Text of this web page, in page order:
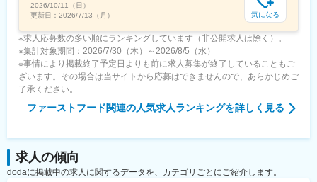
2026/10/11（日）
更新日： 2026/7/13（月） 気になる
※求人応募数の多い順にランキングしています（非公開求人は除く）。
※集計対象期間：2026/7/30（木）～2026/8/5（水）
※事情により掲載終了予定日よりも前に求人募集が終了していることもご
ざいます。その場合は当サイトから応募はできませんので、あらかじめご
了承ください。
ファーストフード関連の人気求人ランキングを詳しく見る
求人の傾向
dodaに掲載中の求人に関するデータを、カテゴリごとにご紹介します。